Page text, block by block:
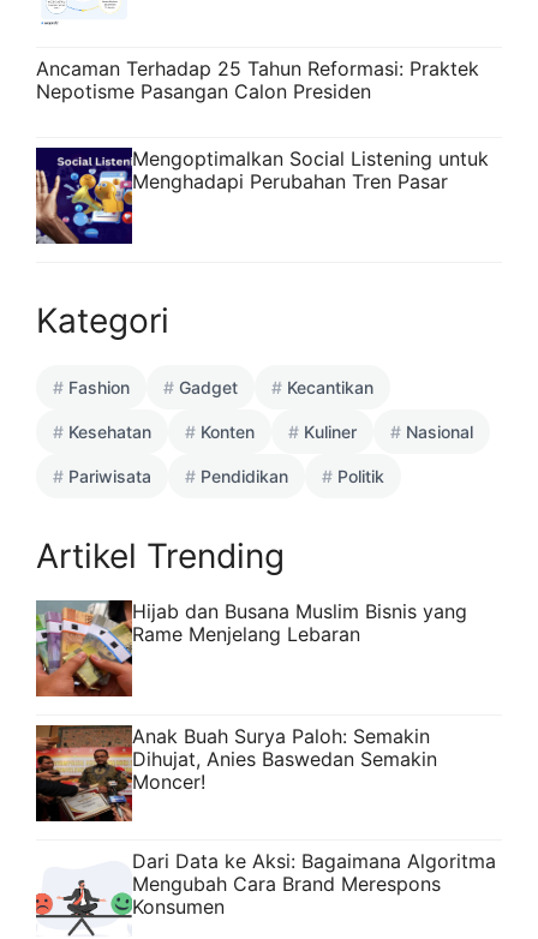
Ancaman Terhadap 25 Tahun Reformasi: Praktek
Nepotisme Pasangan Calon Presiden
Mengoptimalkan Social Listening untuk
Menghadapi Perubahan Tren Pasar
Kategori
Fashion Gadget Kecantikan
Kesehatan Konten Kuliner Nasional
Pariwisata Pendidikan Politik
Artikel Trending
Hijab dan Busana Muslim Bisnis yang
Rame Menjelang Lebaran
Anak Buah Surya Paloh: Semakin
Dihujat, Anies Baswedan Semakin
Moncer!
Dari Data ke Aksi: Bagaimana Algoritma
Mengubah Cara Brand Merespons
Konsumen